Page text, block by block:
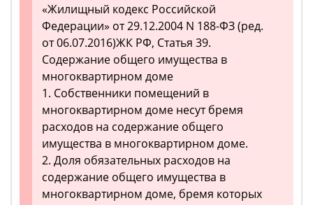
«Жилищный кодекс Российской
Федерации» от 29.12.2004 N 188-ФЗ (ред.
от 06.07.2016)ЖК РФ, Статья 39.
Содержание общего имущества в
многоквартирном доме
1. Собственники помещений в
многоквартирном доме несут бремя
расходов на содержание общего
имущества в многоквартирном доме.
2. Доля обязательных расходов на
содержание общего имущества в
многоквартирном доме, бремя которых